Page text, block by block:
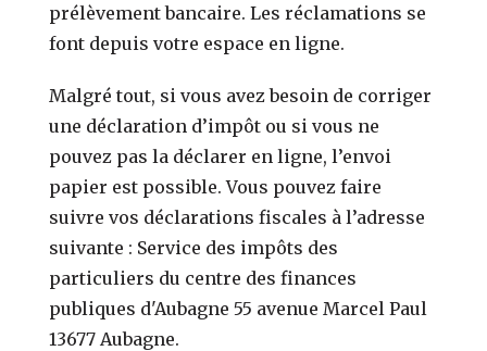
prélèvement bancaire. Les réclamations se
font depuis votre espace en ligne.
Malgré tout, si vous avez besoin de corriger
une déclaration d’impôt ou si vous ne
pouvez pas la déclarer en ligne, l’envoi
papier est possible. Vous pouvez faire
suivre vos déclarations fiscales à l’adresse
suivante : Service des impôts des
particuliers du centre des finances
publiques d'Aubagne 55 avenue Marcel Paul
13677 Aubagne.